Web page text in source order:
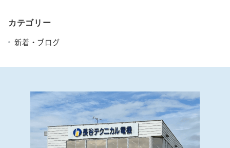
カテゴリー
新着・ブログ